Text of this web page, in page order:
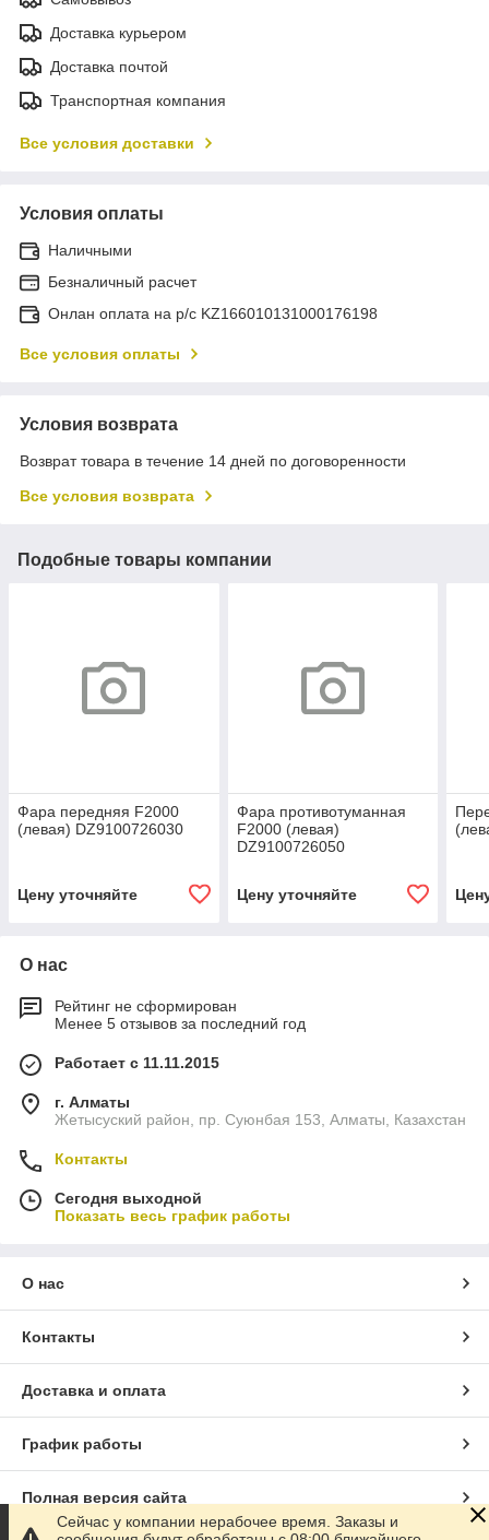
Доставка курьером
Доставка почтой
Транспортная компания
Все условия доставки
Условия оплаты
Наличными
Безналичный расчет
Онлан оплата на р/с KZ166010131000176198
Все условия оплаты
Условия возврата
Возврат товара в течение 14 дней по договоренности
Все условия возврата
Подобные товары компании
Фара передняя F2000
(левая) DZ9100726030
Цену уточняйте
Фара противотуманная
F2000 (левая)
DZ9100726050
Цену уточняйте
О нас
Рейтинг не сформирован
Менее 5 отзывов за последний год
Работает с 11.11.2015
г. Алматы
Жетысуский район, пр. Суюнбая 153, Алматы, Казахстан
Контакты
Сегодня выходной
Показать весь график работы
О нас
Контакты
Доставка и оплата
График работы
Полная версия сайта
Сейчас у компании нерабочее время. Заказы и